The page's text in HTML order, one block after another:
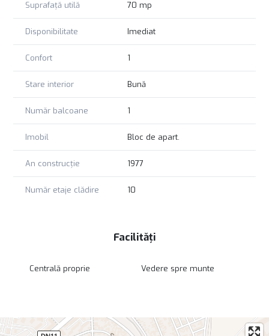
Suprafață utilă 70 mp
Disponibilitate Imediat
Confort 1
Stare interior Bună
Număr balcoane 1
Imobil Bloc de apart.
An construcție 1977
Număr etaje clădire 10
Facilități
Centrală proprie Vedere spre munte